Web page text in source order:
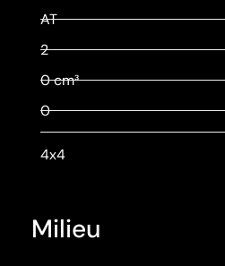
AT
2
0 cm³
0
4x4
Milieu